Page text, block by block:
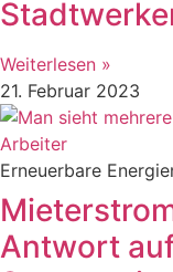
Weiterlesen »
21. Februar 2023
Erneuerbare
Antwort